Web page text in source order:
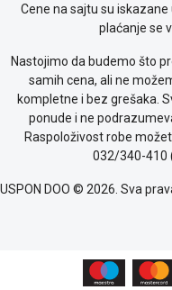
Cene na sajtu su
plaćanje se
Nastojimo da budemo što
samih cena, ali ne
kompletne i bez grešaka.
ponude i ne
Raspoloživost robe
032/340-410
USPON DOO © 2026. Sva